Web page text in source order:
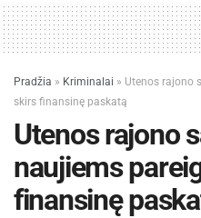
Pradžia » Kriminalai » Utenos rajono
skirs finansinę paskatą
Utenos rajono
naujiems
finansinę